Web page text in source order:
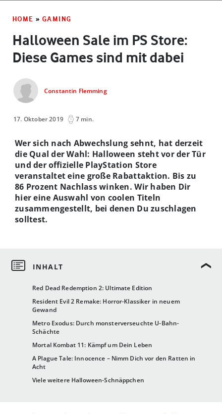
HOME » GAMING
Halloween Sale im PS Store:
Diese Games sind mit dabei
Constantin Flemming
17. Oktober 2019 7 min.
Red Dead Redemption 2: Ultimate Edition
Resident Evil 2 Remake: Horror-Klassiker in neuem
Gewand
Metro Exodus: Durch monsterverseuchte U-Bahn-
Schächte
Mortal Kombat 11: Kämpf um Dein Leben
A Plague Tale: Innocence – Nimm Dich vor den Ratten in
Acht
Viele weitere Halloween-Schnäppchen
Wer sich nach Abwechslung sehnt, hat derzeit
die Qual der Wahl: Halloween steht vor der Tür
und der offizielle PlayStation Store
veranstaltet eine große Rabattaktion. Bis zu
86 Prozent Nachlass winken. Wir haben Dir
hier eine Auswahl von coolen Titeln
zusammengestellt, bei denen Du zuschlagen
solltest.